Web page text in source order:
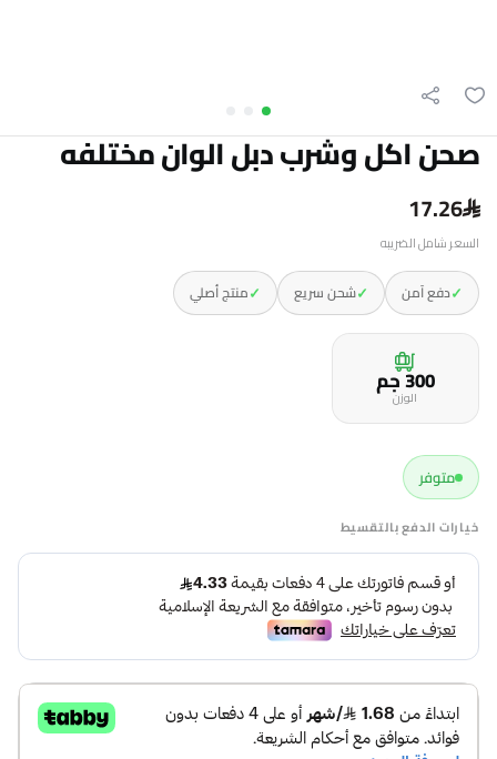
صحن اكل وشرب دبل الوان مختلفه
17.26
السعر شامل الضريبه
✓دفع آمن ✓شحن سريع ✓منتج أصلي
300 جمالوزن
متوفر
خيارات الدفع بالتقسيط